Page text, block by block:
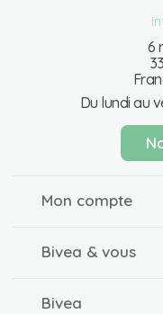
6
Du lundi au
Mon compte
Bivea & vous
Bivea